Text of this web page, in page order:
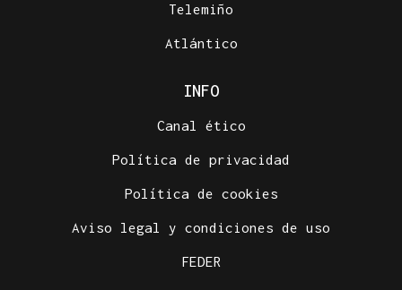
Telemiño
Atlántico
INFO
Canal ético
Política de privacidad
Política de cookies
Aviso legal y condiciones de uso
FEDER